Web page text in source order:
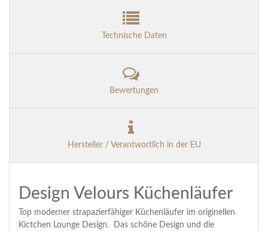
Technische Daten
Bewertungen
Hersteller / Verantwortlich in der EU
Design Velours Küchenläufer
Top moderner strapazierfähiger Küchenläufer im originellen
Kictchen Lounge Design. Das schöne Design und die